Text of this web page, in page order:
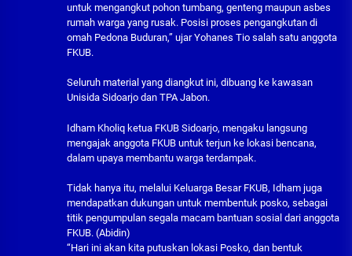
untuk mengangkut pohon tumbang, genteng maupun asbes
rumah warga yang rusak. Posisi proses pengangkutan di
omah Pedona Buduran,” ujar Yohanes Tio salah satu anggota
FKUB.
Seluruh material yang diangkut ini, dibuang ke kawasan
Unisida Sidoarjo dan TPA Jabon.
Idham Kholiq ketua FKUB Sidoarjo, mengaku langsung
mengajak anggota FKUB untuk terjun ke lokasi bencana,
dalam upaya membantu warga terdampak.
Tidak hanya itu, melalui Keluarga Besar FKUB, Idham juga
mendapatkan dukungan untuk membentuk posko, sebagai
titik pengumpulan segala macam bantuan sosial dari anggota
FKUB. (Abidin)
“Hari ini akan kita putuskan lokasi Posko, dan bentuk